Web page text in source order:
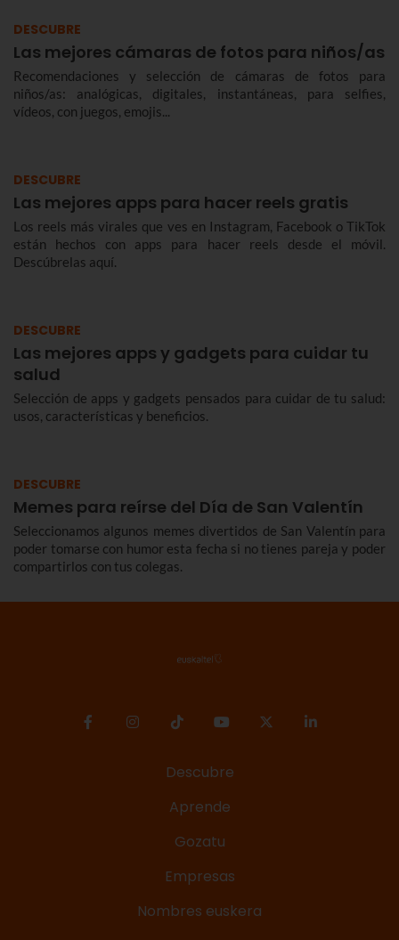
DESCUBRE
Las mejores cámaras de fotos para niños/as
Recomendaciones y selección de cámaras de fotos para
niños/as: analógicas, digitales, instantáneas, para selfies,
vídeos, con juegos, emojis...
DESCUBRE
Las mejores apps para hacer reels gratis
Los reels más virales que ves en Instagram, Facebook o TikTok
están hechos con apps para hacer reels desde el móvil.
Descúbrelas aquí.
DESCUBRE
Las mejores apps y gadgets para cuidar tu
salud
Selección de apps y gadgets pensados para cuidar de tu salud:
usos, características y beneficios.
DESCUBRE
Memes para reírse del Día de San Valentín
Seleccionamos algunos memes divertidos de San Valentín para
poder tomarse con humor esta fecha si no tienes pareja y poder
compartirlos con tus colegas.
Descubre
Aprende
Gozatu
Empresas
Nombres euskera